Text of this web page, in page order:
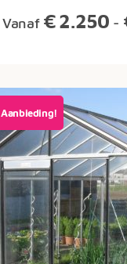
Vanaf €2.250 -
Aanbieding!